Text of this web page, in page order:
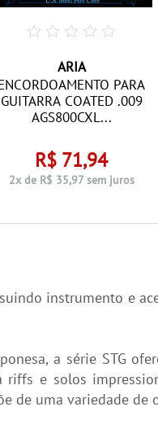
ARIA
PARA
GUITARRA COATED .009
AGS800CXL...
R$ 71,94
2x de R$ 35,97 sem juros
instrumento e
a série STG
e solos
de uma variedade de